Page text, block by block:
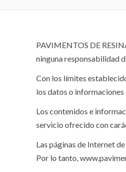
PAVIMENTOS DE
ninguna responsabilidad
Con los límites
los datos o informaciones
Los contenidos e
servicio ofrecido con
Las páginas de Internet
Por lo tanto,